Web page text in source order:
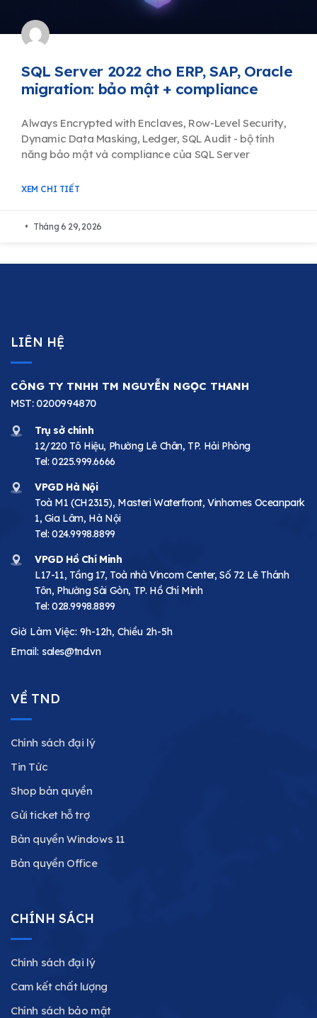
SQL Server 2022 cho ERP, SAP, Oracle
migration: bảo mật + compliance
Always Encrypted with Enclaves, Row-Level Security,
Dynamic Data Masking, Ledger, SQL Audit - bộ tính
năng bảo mật và compliance của SQL Server
XEM CHI TIẾT
Tháng 6 29, 2026
LIÊN HỆ
CÔNG TY TNHH TM NGUYỄN NGỌC THANH
MST: 0200994870
Trụ sở chính
12/220 Tô Hiệu, Phường Lê Chân, TP. Hải Phòng
Tel: 0225.999.6666
VPGD Hà Nội
Toà M1 (CH2315), Masteri Waterfront, Vinhomes Oceanpark
1, Gia Lâm, Hà Nội
Tel: 024.9998.8899
VPGD Hồ Chí Minh
L17-11, Tầng 17, Toà nhà Vincom Center, Số 72 Lê Thánh
Tôn, Phường Sài Gòn, TP. Hồ Chí Minh
Tel: 028.9998.8899
Giờ Làm Việc: 9h-12h, Chiều 2h-5h
Email: sales@tnd.vn
VỀ TND
Chính sách đại lý
Tin Tức
Shop bản quyền
Gửi ticket hỗ trợ
Bản quyền Windows 11
Bản quyền Office
CHÍNH SÁCH
Chính sách đại lý
Cam kết chất lượng
Chính sách bảo mật